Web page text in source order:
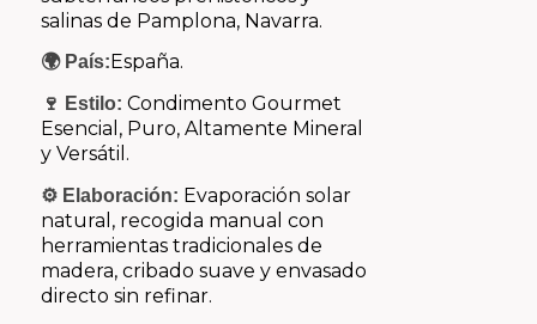
salinas de Pamplona, Navarra.
🌍 País: España.
🍷 Estilo: Condimento Gourmet
Esencial, Puro, Altamente Mineral
y Versátil.
⚙️ Elaboración: Evaporación solar
natural, recogida manual con
herramientas tradicionales de
madera, cribado suave y envasado
directo sin refinar.